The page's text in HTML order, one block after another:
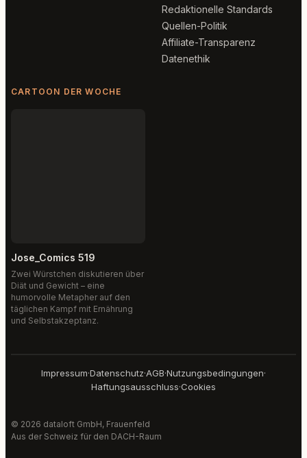
Redaktionelle Standards
Quellen-Politik
Affiliate-Transparenz
Datenethik
CARTOON DER WOCHE
Jose_Comics 519
Zwei Würstchen diskutieren über
Diät und Gewicht – eine
humorvolle Metapher auf den
täglichen Kampf mit Ernährung
und Selbstakzeptanz.
Impressum·Datenschutz·AGB·Nutzungsbedingungen·
Haftungsausschluss·Cookies
© 2026 dataloft GmbH, Frauenfeld
Aus der Schweiz für den DACH-Raum